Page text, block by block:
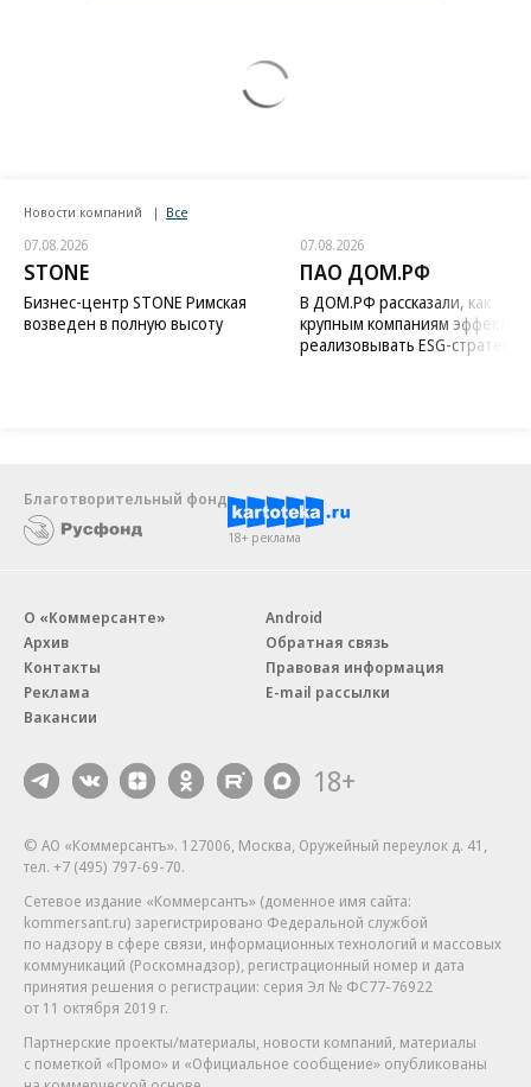
Новости компаний Все
07.08.2026
STONE
Бизнес-центр STONE Римская
возведен в полную высоту
07.08.2026
ПАО ДОМ.РФ
В ДОМ.РФ рассказали, как
крупным компаниям
реализовывать ESG-стратегию
Благотворительный фонд
18+ реклама
О «Коммерсанте»
Архив
Контакты
Реклама
Вакансии
Android
Обратная связь
Правовая информация
E-mail рассылки
18+
© АО «Коммерсантъ». 127006, Москва, Оружейный переулок д. 41,
тел. +7 (495) 797-69-70.
Сетевое издание «Коммерсантъ» (доменное имя сайта:
kommersant.ru) зарегистрировано Федеральной службой
по надзору в сфере связи, информационных технологий и массовых
коммуникаций (Роскомнадзор), регистрационный номер и дата
принятия решения о регистрации: серия Эл № ФС77-76922
от 11 октября 2019 г.
Партнерские проекты/материалы, новости компаний, материалы
с пометкой «Промо» и «Официальное сообщение» опубликованы